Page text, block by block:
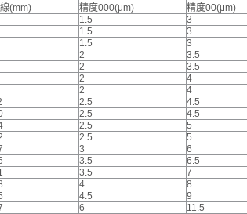
(mm) 精度000(μm) 精度00(μm)
1.5 3
1.5 3
1.5 3
2 3.5
2 3.5
2 4
2 4
2.5 4.5
2.5 4.5
2.5 5
2.5 5
3 6
3.5 6.5
3.5 7
4 8
4.5 9
6 11.5